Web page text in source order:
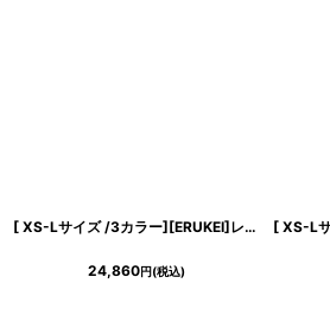
[ XS-Lサイズ /3カラー][ERUKEI]レッド・グリーン・グレー・リボン・背中見せ・Aライン・フレア・ミニドレス・ワンピース[送料無料]
24,860円(税込)